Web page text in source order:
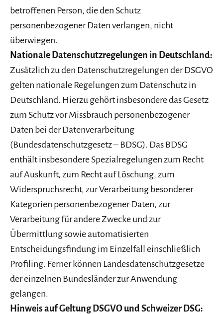
betroffenen Person, die den Schutz
personenbezogener Daten verlangen, nicht
überwiegen.
Nationale Datenschutzregelungen in Deutschland:
Zusätzlich zu den Datenschutzregelungen der DSGVO
gelten nationale Regelungen zum Datenschutz in
Deutschland. Hierzu gehört insbesondere das Gesetz
zum Schutz vor Missbrauch personenbezogener
Daten bei der Datenverarbeitung
(Bundesdatenschutzgesetz – BDSG). Das BDSG
enthält insbesondere Spezialregelungen zum Recht
auf Auskunft, zum Recht auf Löschung, zum
Widerspruchsrecht, zur Verarbeitung besonderer
Kategorien personenbezogener Daten, zur
Verarbeitung für andere Zwecke und zur
Übermittlung sowie automatisierten
Entscheidungsfindung im Einzelfall einschließlich
Profiling. Ferner können Landesdatenschutzgesetze
der einzelnen Bundesländer zur Anwendung
gelangen.
Hinweis auf Geltung DSGVO und Schweizer DSG: